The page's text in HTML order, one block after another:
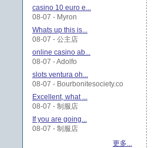
casino 10 euro e...
08-07 - Myron
Whats up this is...
08-07 - 公主店
online casino ab...
08-07 - Adolfo
slots ventura oh...
08-07 - Bourbonitesociety.co
Excellent, what ...
08-07 - 制服店
If you are going...
08-07 - 制服店
更多...